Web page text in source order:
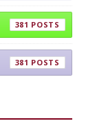
381
381